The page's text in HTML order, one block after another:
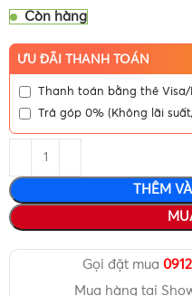
Còn hàng
ƯU ĐÃI THANH TOÁN
Thanh toán bằng thẻ Visa/
Trả góp 0% (Không lãi
THÊM
Gọi đặt mua
Mua hàng tại